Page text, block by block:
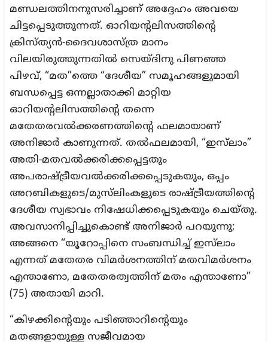
മണ്ഡലത്തിനനുസരിച്ചാണ് അദ്ദേഹം അവയെ
ചിട്ടപ്പെടുത്തുന്നത്. ഓറിയന്റലിസത്തിന്റെ
ക്രിസ്ത്യൻ-ദൈവശാസ്ത്ര മാനം
വിലയിരുത്തുന്നതിൽ സെയ്ദിനു പിണഞ്ഞ
പിഴവ്, “മത”ത്തെ “ദേശീയ” സമൂഹങ്ങളുമായി
ബന്ധപ്പെട്ട ഒന്നല്ലാതാക്കി മാറ്റിയ
ഓറിയന്റലിസത്തിന്റെ തന്നെ
മതേതരവൽക്കരണത്തിന്റെ ഫലമായാണ്
അനിജാർ കാണുന്നത്. തൽഫലമായി, “ഇസ്‌ലാം”
അതി-മതവൽക്കരിക്കപ്പെട്ടതും
അപരാഷ്ട്രീയവൽക്കരിക്കപ്പെടുകയും, ഒപ്പം
അറബികളുടെ/മുസ്‌ലിംകളുടെ രാഷ്ട്രീയത്തിന്റെ
ദേശീയ സ്വഭാവം നിഷേധിക്കപ്പെടുകയും ചെയ്തു.
അവസാനിപ്പിച്ചുകൊണ്ട് അനിജാർ പറയുന്നു;
അങ്ങനെ “യൂറോപ്പിനെ സംബന്ധിച്ച് ഇസ്‌ലാം
എന്നത് മതേതര വിമർശനത്തിന് മതവിമർശനം
എന്താണോ, മതേതരത്വത്തിന് മതം എന്താണോ”
(75) അതായി മാറി.
“കിഴക്കിന്റെയും പടിഞ്ഞാറിന്റെയും
മതങ്ങളായുള്ള സജീവമായ